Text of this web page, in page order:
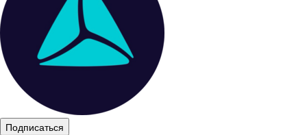
Подписаться